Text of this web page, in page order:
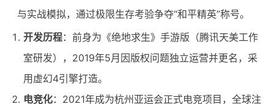
与实战模拟，通过极限生存考验争夺“和平精英”称号。
开发历程：前身为《绝地求生》手游版（腾讯天美工作
室研发），2019年5月因版权问题独立运营并更名，采
用虚幻4引擎打造。
电竞化：2021年成为杭州亚运会正式电竞项目，全球注